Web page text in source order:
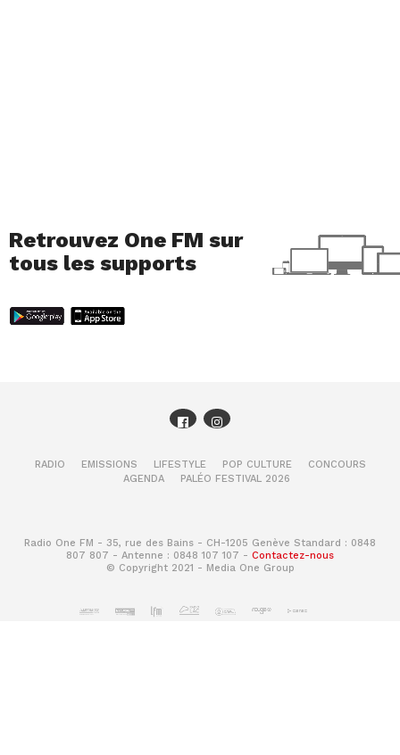
Retrouvez One FM sur
tous les supports
RADIO EMISSIONS LIFESTYLE POP CULTURE
CONCOURS
AGENDA
PALÉO FESTIVAL 2026
Radio One FM - 35, rue des Bains - CH-1205 Genève Standard : 0848
807 807 - Antenne : 0848 107 107 - Contactez-nous
© Copyright 2021 - Media One Group